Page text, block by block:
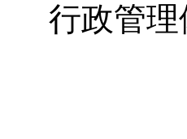
行政管